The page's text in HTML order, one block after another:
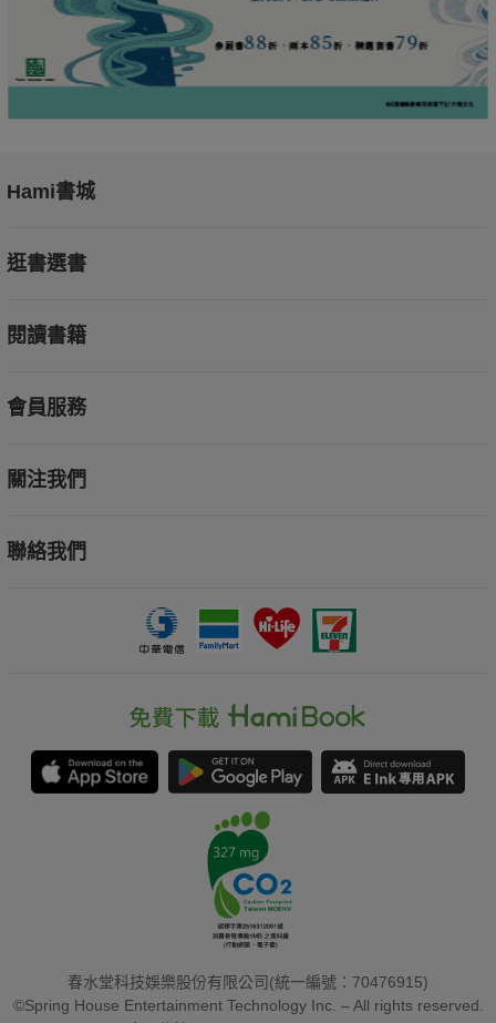
Hami書城
逛書選書
閱讀書籍
會員服務
關注我們
聯絡我們
春水堂科技娛樂股份有限公司(統一編號：70476915)
©Spring House Entertainment Technology Inc. – All rights reserved.